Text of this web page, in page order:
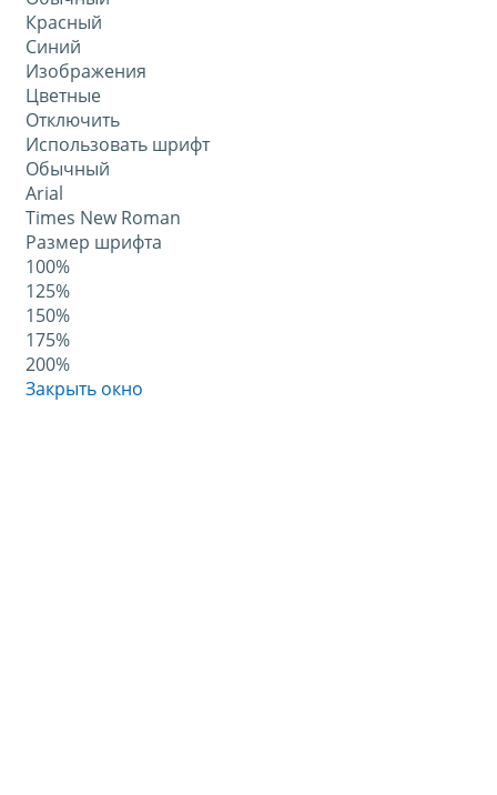
Красный
Синий
Изображения
Цветные
Отключить
Использовать шрифт
Обычный
Arial
Times New Roman
Размер шрифта
100%
125%
150%
175%
200%
Закрыть окно